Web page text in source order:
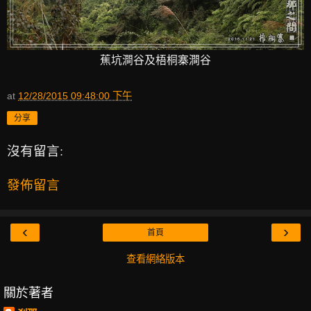
蕉坑澗谷及梧桐寨澗谷
at 12/28/2015 09:48:00 下午
分享
沒有留言:
發佈留言
‹ ›
首頁
查看網絡版本
關於著者